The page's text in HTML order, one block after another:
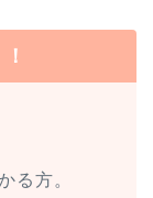
る方。